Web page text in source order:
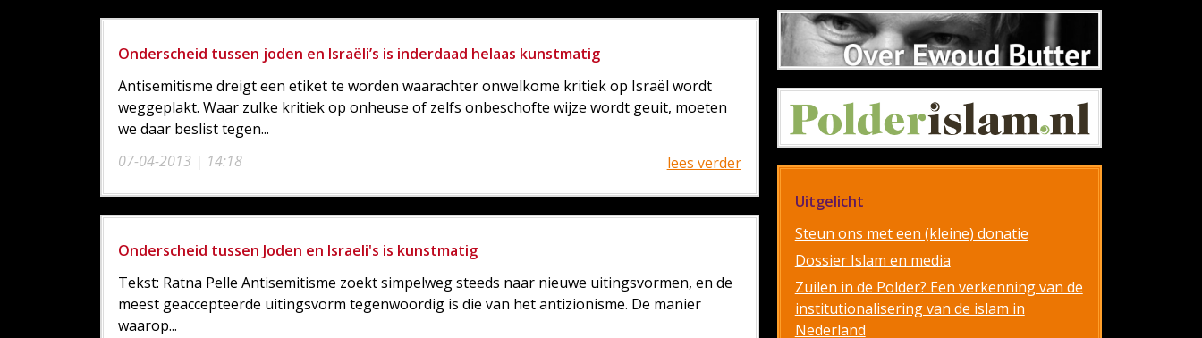
Onderscheid tussen joden en Israëli’s is inderdaad helaas kunstmatig
07-04-2013 | 14:18
Antisemitisme dreigt een etiket te worden waarachter onwelkome kritiek op Israël wordt
weggeplakt. Waar zulke kritiek op onheuse of zelfs onbeschofte wijze wordt geuit, moeten
we daar beslist tegen...
lees verder
Onderscheid tussen Joden en Israeli's is kunstmatig
Tekst: Ratna Pelle Antisemitisme zoekt simpelweg steeds naar nieuwe uitingsvormen, en de
meest geaccepteerde uitingsvorm tegenwoordig is die van het antizionisme. De manier
waarop...
Uitgelicht
Steun ons met een (kleine) donatie
Dossier Islam en media
Zuilen in de Polder? Een verkenning van de
institutionalisering van de islam in
Nederland